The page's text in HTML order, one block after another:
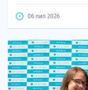
06 лип 2026